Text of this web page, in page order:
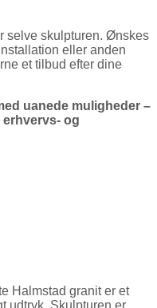
selve skulpturen. Ønskes
eller anden
et tilbud efter dine
uanede muligheder –
og
Natursten fra
Halmstad granit er et
udtryk. Skulpturen er